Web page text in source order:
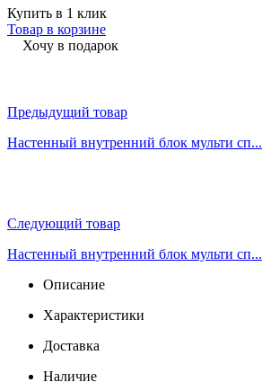
Купить в 1 клик
Товар в корзине
Хочу в подарок
Предыдущий товар
Настенный внутренний блок мульти сп...
Следующий товар
Настенный внутренний блок мульти сп...
Описание
Характеристики
Доставка
Наличие